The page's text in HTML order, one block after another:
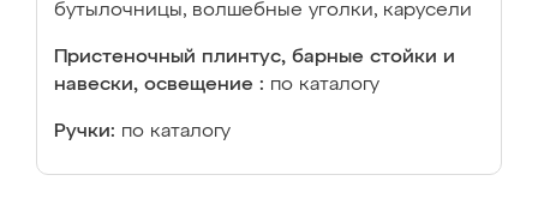
бутылочницы, волшебные уголки, карусели
Пристеночный плинтус, барные стойки и
навески, освещение : по каталогу
Ручки: по каталогу